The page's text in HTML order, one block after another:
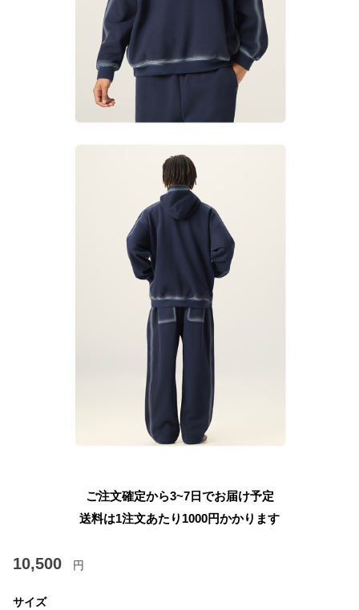
ご注文確定から3~7日でお届け予定
送料は1注文あたり 1000円かかります
10,500 円
サイズ